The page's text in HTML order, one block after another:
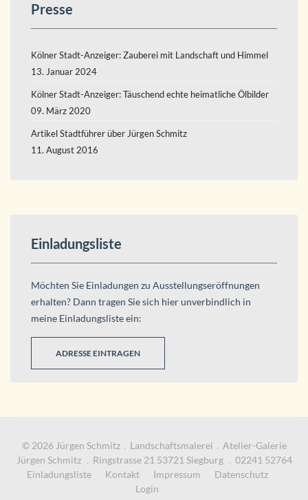
Presse
Kölner Stadt-Anzeiger: Zauberei mit Landschaft und Himmel
13. Januar 2024
Kölner Stadt-Anzeiger: Täuschend echte heimatliche Ölbilder
09. März 2020
Artikel Stadtführer über Jürgen Schmitz
11. August 2016
Einladungsliste
Möchten Sie Einladungen zu Ausstellungseröffnungen
erhalten? Dann tragen Sie sich hier unverbindlich in
meine Einladungsliste ein:
ADRESSE EINTRAGEN
© 2026 Jürgen Schmitz﹒Landschaftsmalerei﹒Atelier-Galerie
Jürgen Schmitz ﹒ Ringstrasse 21 53721 Siegburg﹒ 02241 52764
Einladungsliste
Kontakt Impressum
Datenschutz
Login